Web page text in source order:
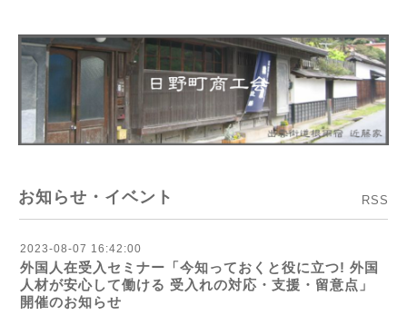
お知らせ・イベント RSS
2023-08-07 16:42:00
外国人在受入セミナー「今知っておくと役に⽴つ! 外国
人材が安心して働ける 受入れの対応・⽀援・留意点」
開催のお知らせ